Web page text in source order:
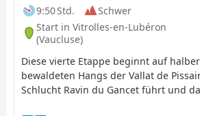
9:50 Std.
Schwer
Start in Vitrolles-en-Lubéron
(Vaucluse)
Diese vierte Etappe beginnt auf
bewaldeten Hangs der Vallat de
Schlucht Ravin du Gancet führt und